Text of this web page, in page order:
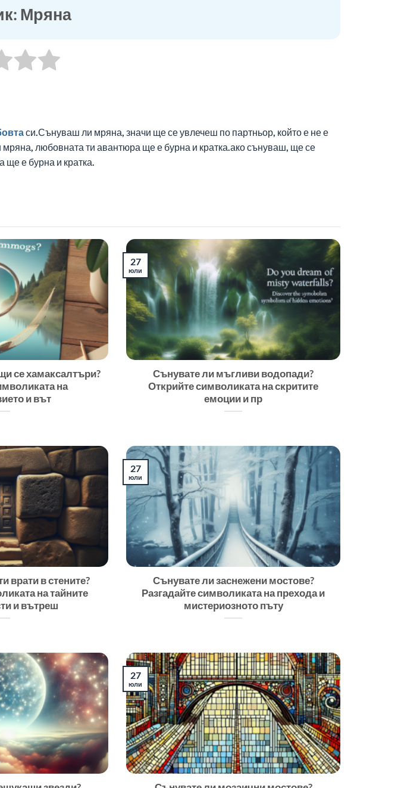
Мряна
си.Сънуваш ли мряна, значи ще се увлечеш по партньор, който е не е
любовната ти авантюра ще е бурна и кратка.ако сънуваш, ще се
е бурна и кратка.
се хамаксалтъри?
на
и вът
Сънувате ли мъгливи водопади?
Открийте символиката на скритите
емоции и пр
27
юли
врати в стените?
на тайните
и вътреш
Сънувате ли заснежени мостове?
Разгадайте символиката на прехода и
мистериозното пъту
27
юли
27
юли